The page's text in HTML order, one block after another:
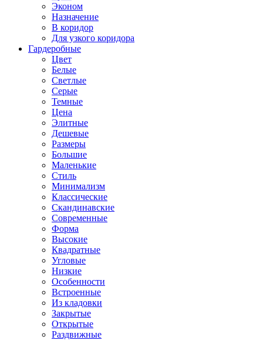
Эконом
Назначение
В коридор
Для узкого коридора
Гардеробные
Цвет
Белые
Светлые
Серые
Темные
Цена
Элитные
Дешевые
Размеры
Большие
Маленькие
Стиль
Минимализм
Классические
Скандинавские
Современные
Форма
Высокие
Квадратные
Угловые
Низкие
Особенности
Встроенные
Из кладовки
Закрытые
Открытые
Раздвижные